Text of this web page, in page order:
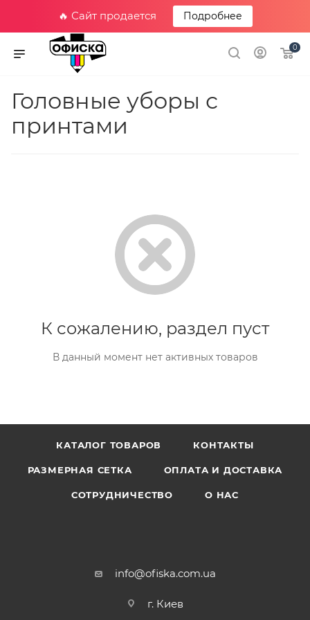
🔥 Сайт продается Подробнее
0
Головные уборы с
принтами
К сожалению, раздел пуст
В данный момент нет активных товаров
КАТАЛОГ ТОВАРОВ КОНТАКТЫ
РАЗМЕРНАЯ СЕТКА ОПЛАТА И ДОСТАВКА
СОТРУДНИЧЕСТВО О НАС
info@ofiska.com.ua
г. Киев